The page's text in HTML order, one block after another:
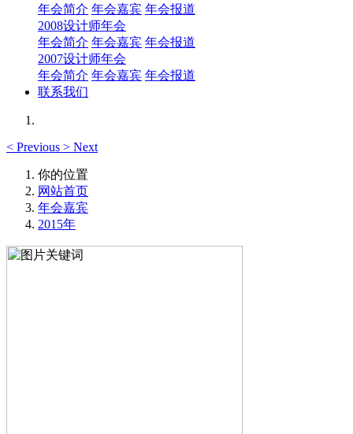
年会简介 年会嘉宾 年会报道
2008设计师年会
年会简介 年会嘉宾 年会报道
2007设计师年会
年会简介 年会嘉宾 年会报道
联系我们
< Previous > Next
你的位置
网站首页
年会嘉宾
2015年